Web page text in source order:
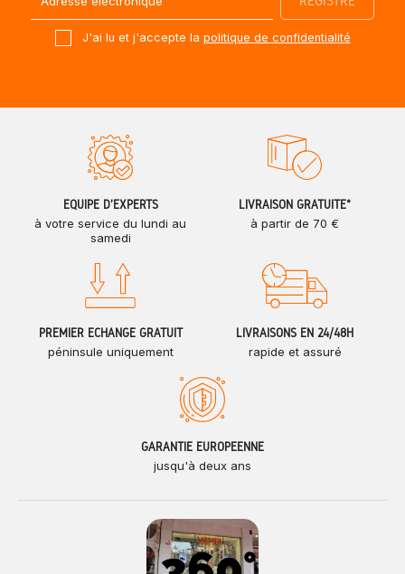
J'ai lu et j'accepte la politique de confidentialité
ÉQUIPE D'EXPERTS
à votre service du lundi au
samedi
LIVRAISON GRATUITE*
à partir de 70 €
PREMIER ÉCHANGE GRATUIT
péninsule uniquement
LIVRAISONS EN 24/48H
rapide et assuré
GARANTIE EUROPÉENNE
jusqu'à deux ans